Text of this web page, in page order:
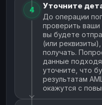
4 Уточните
До операции
проверить
вы будете
(или
получать.
данные
уточните, что
результатам
окажутся с